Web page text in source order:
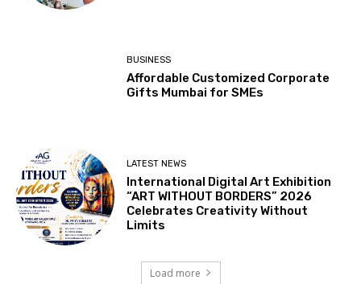
BUSINESS
Affordable Customized Corporate
Gifts Mumbai for SMEs
LATEST NEWS
International Digital Art Exhibition
“ART WITHOUT BORDERS” 2026
Celebrates Creativity Without
Limits
Load more